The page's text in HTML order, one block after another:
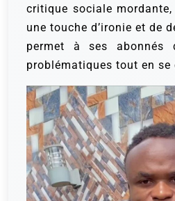
critique sociale
une touche d’ironie et de
permet à ses abonnés
problématiques tout en